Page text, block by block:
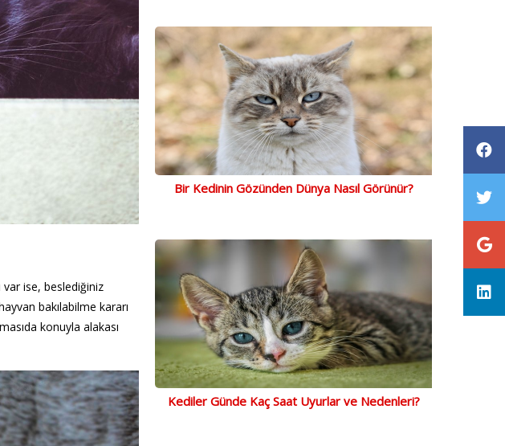
var ise, beslediğiniz
bakılabilme kararı
konuyla alakası
Bir Kedinin Gözünden Dünya Nasıl Görünür?
Kediler Günde Kaç Saat Uyurlar ve Nedenleri?